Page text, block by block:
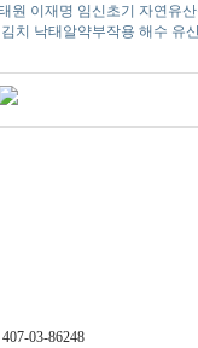
원 이재명 임신초기 자연유
치 낙태알약부작용 해수 유
03-86248